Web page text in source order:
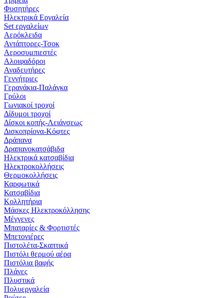
Φυσητήρες
Ηλεκτρικά Εργαλεία
Set εργαλείων
Αερόκλειδα
Αντάπτορες-Τσοκ
Αεροσυμπιεστές
Αλοιφαδόροι
Αναδευτήρες
Γεννήτριες
Γερανάκια-Παλάγκα
Γρύλοι
Γωνιακοί τροχοί
Δίδυμοι τροχοί
Δίσκοι κοπής-Λειάνσεως
Δισκοπρίονα-Κόφτες
Δράπανα
Δραπανοκατσάβιδα
Ηλεκτρικά κατσαβίδια
Ηλεκτροκολλήσεις
Θερμοκολλήσεις
Καρφωτικά
Κατσαβίδια
Κολλητήρια
Μάσκες Ηλεκτροκόλλησης
Μέγγενες
Μπαταρίες & Φορτιστές
Μπετονιέρες
Πιστολέτα-Σκαπτικά
Πιστόλι θερμού αέρα
Πιστόλια βαφής
Πλάνες
Πλυστικά
Πολυεργαλεία